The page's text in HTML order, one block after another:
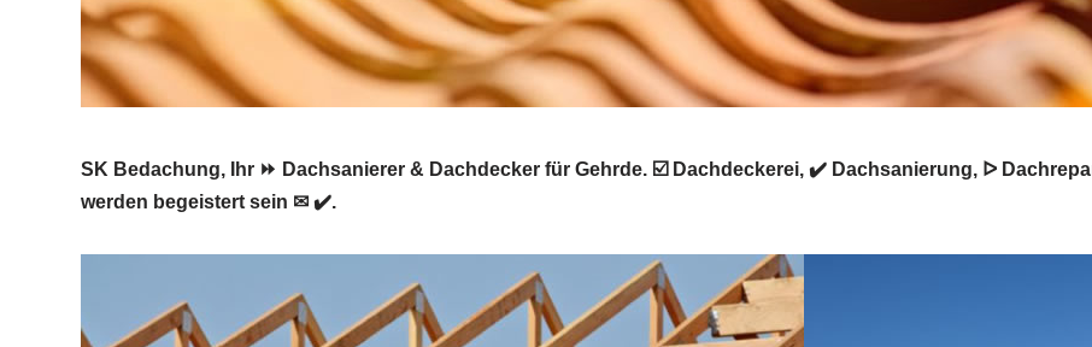
SK Bedachung, Ihr ⏩ Dachsanierer & Dachdecker für Gehrde. ☑️ Dachdeckerei, ✔️ Dachsanierung, ᐅ
werden begeistert sein ✉ ✔️.